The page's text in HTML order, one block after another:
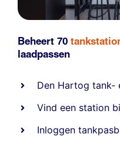
Beheert 70
laadpassen
Den Hartog tank-
Vind een station
Inloggen